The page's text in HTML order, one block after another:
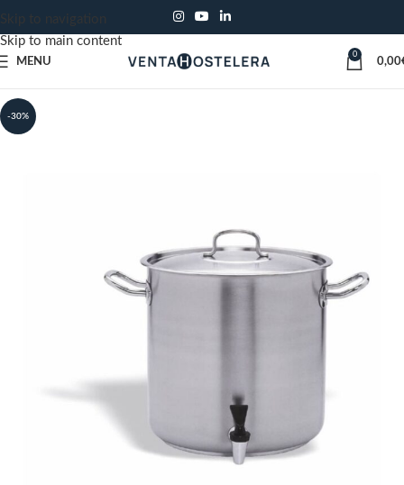
Skip to navigation
Skip to main content
MENU
0
0,00
-30%